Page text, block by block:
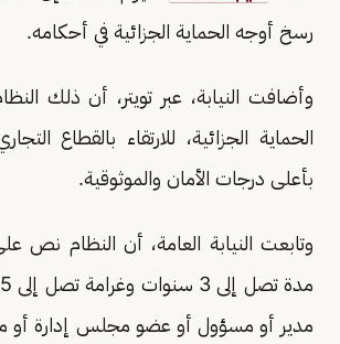
رسخ أوجه الحماية الجزائية في أحكامه.
وأضافت النيابة، عبر تويتر، أن ذلك
الحماية الجزائية، للارتقاء بالقطاع
بأعلى درجات الأمان والموثوقية.
وتابعت النيابة العامة، أن النظام نص
مدير أو مسؤول أو عضو مجلس إدارة أو